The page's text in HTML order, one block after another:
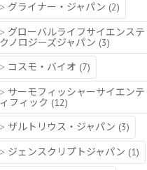
グライナー・ジャパン (2)
グローバルライフサイエンステ
クノロジーズジャパン (3)
コスモ・バイオ (7)
サーモフィッシャーサイエンテ
ィフィック (12)
ザルトリウス・ジャパン (3)
ジェンスクリプトジャパン (1)